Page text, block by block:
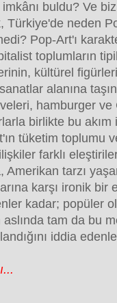
buldu? Ve
Türkiye'de neden
Pop-Art'ı
toplumların
kültürel
alanına
hamburger ve
birlikte bu akım
tüketim toplumu
farklı
Amerikan tarzı
karşı ironik bir
kadar; popüler
aslında tam da bu
iddia